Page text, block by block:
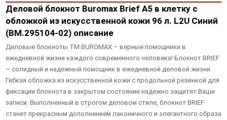
Деловой блокнот Buromax Brief А5 в клетку с
обложкой из искусственной кожи 96 л. L2U Синий
(BM.295104-02) описание
Деловые блокноты ТМ BUROMAX – верные помощники в
ежедневной жизни каждого современного человека! Блокнот BRIEF
– солидный и надежный помощник в ежедневной деловой жизни.
Гибкая обложка из искусственной кожи с продольной резинкой для
фиксации блокнота в закрытом состоянии надежно защитят Ваши
записи. Выполненный в строгом деловом стиле, блокнот BRIEF
станет прекрасным дополнением лаконичного и элегантного образа